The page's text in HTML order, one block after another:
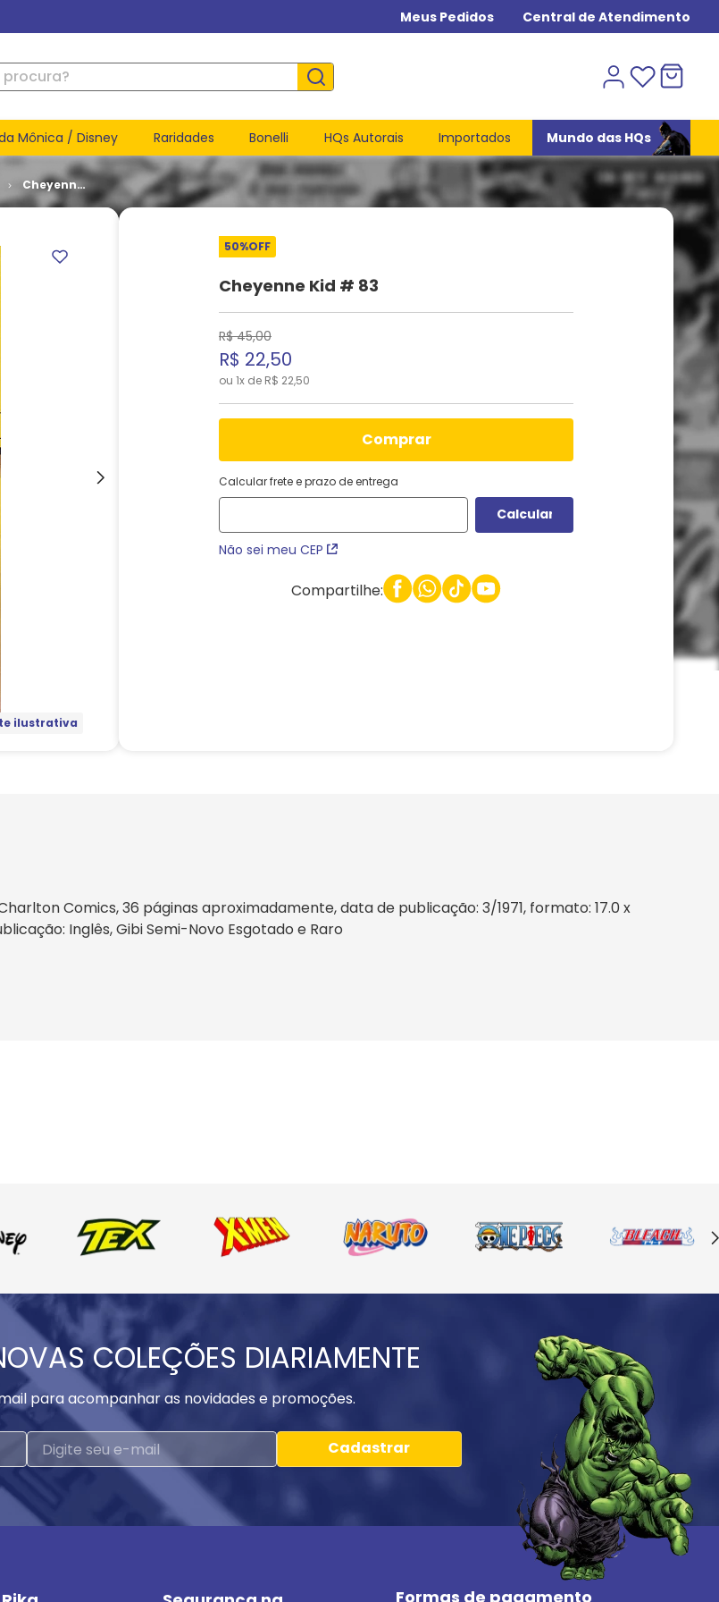
Meus Pedidos Central de Atendimento
Mônica / Disney Raridades Bonelli HQs Autorais Importados Mundo das HQs
Cheyenne
Kid # 83
ilustrativa
50%OFF
Cheyenne Kid # 83
R$ 45,00
R$ 22,50
ou 1x de R$ 22,50
comprar
Calcular frete e prazo de entrega
Não sei meu CEP
Compartilhe:
Comics, 36 páginas aproximadamente, data de publicação: 3/1971, formato: 17.0 x
Inglês, Gibi Semi-Novo Esgotado e Raro
COLEÇÕES DIARIAMENTE
para acompanhar as novidades e promoções.
Cadastrar
Formas de pagamento